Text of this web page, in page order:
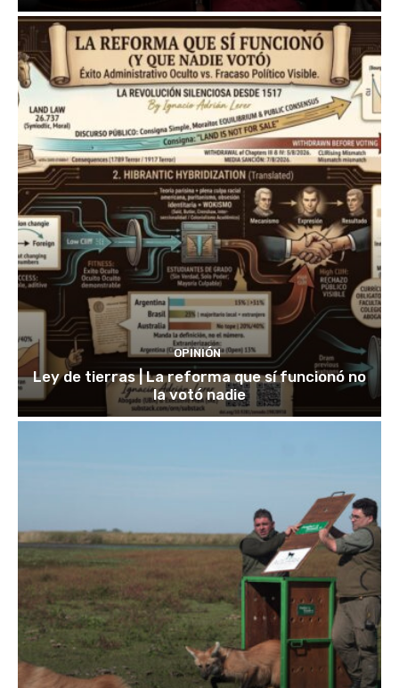
OPINIÓN
Ley de tierras | La reforma que sí funcionó no
la votó nadie